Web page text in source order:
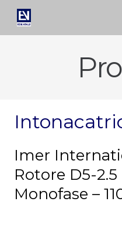
Imer
Rotore D5-
Monofase –